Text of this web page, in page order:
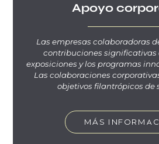
Apoyo
Las empresas colaboradoras
contribuciones significativas
exposiciones y los programas
Las colaboraciones
objetivos filantrópicos de
MÁS